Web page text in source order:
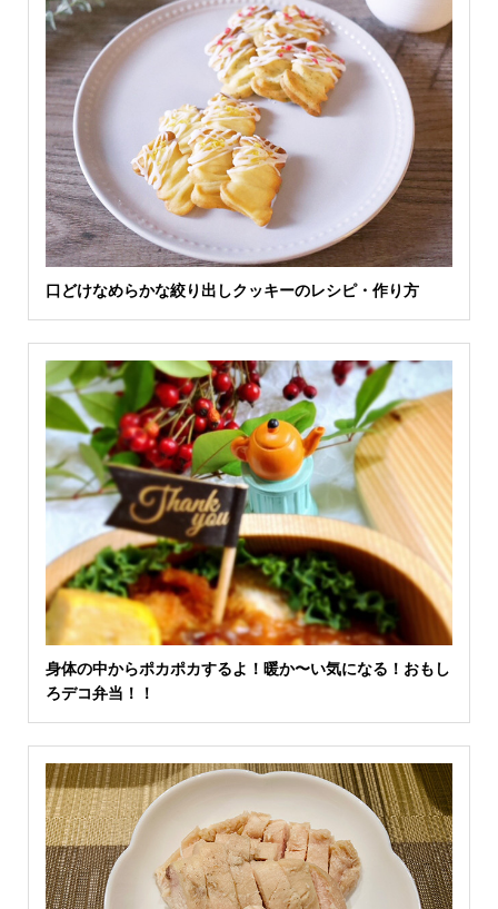
口どけなめらかな絞り出しクッキーのレシピ・作り方
身体の中からポカポカするよ！暖か〜い気になる！おもし
ろデコ弁当！！